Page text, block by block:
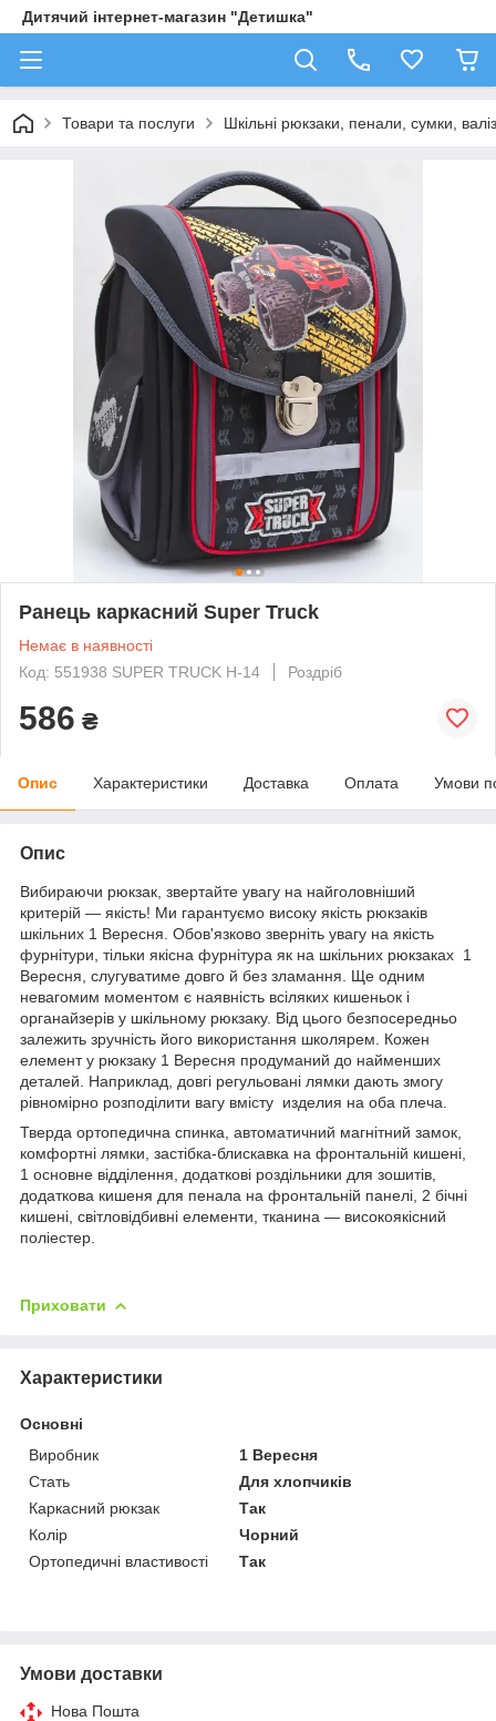
Дитячий інтернет-магазин "Детишка"
Товари та послуги Шкільні рюкзаки, пенали, сумки,
Ранець каркасний Super Truck
Немає в наявності
Код: 551938 SUPER TRUCK H-14
Роздріб
586 ₴
Опис Характеристики Доставка Оплата Умови
Опис
Вибираючи рюкзак, звертайте увагу на найголовніший
критерій — якість! Ми гарантуємо високу якість рюкзаків
шкільних 1 Вересня. Обов'язково зверніть увагу на якість
фурнітури, тільки якісна фурнітура як на шкільних рюкзаках 1
Вересня, слугуватиме довго й без зламання. Ще одним
невагомим моментом є наявність всіляких кишеньок і
органайзерів у шкільному рюкзаку. Від цього безпосередньо
залежить зручність його використання школярем. Кожен
елемент у рюкзаку 1 Вересня продуманий до найменших
деталей. Наприклад, довгі регульовані лямки дають змогу
рівномірно розподілити вагу вмісту изделия на оба плеча.
Тверда ортопедична спинка, автоматичний магнітний замок,
комфортні лямки, застібка-блискавка на фронтальній кишені,
1 основне відділення, додаткові роздільники для зошитів,
додаткова кишеня для пенала на фронтальній панелі, 2 бічні
кишені, світловідбивні елементи, тканина — високоякісний
поліестер.
Приховати
Характеристики
Основні
Виробник
1 Вересня
Стать
Для хлопчиків
Каркасний рюкзак
Так
Колір
Чорний
Ортопедичні властивості
Так
Умови доставки
Нова Пошта